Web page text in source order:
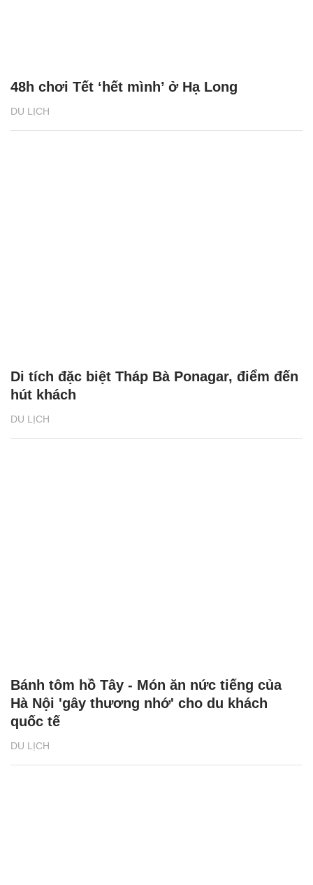
DU LỊCH
48h chơi Tết ‘hết mình’ ở Hạ Long
DU LỊCH
Di tích đặc biệt Tháp Bà Ponagar, điểm đến
hút khách
DU LỊCH
Bánh tôm hồ Tây - Món ăn nức tiếng của
Hà Nội 'gây thương nhớ' cho du khách
quốc tế